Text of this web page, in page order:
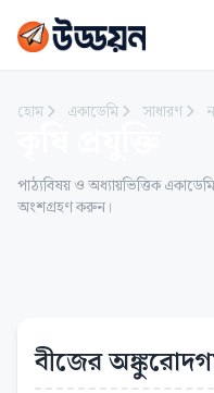
হোম একাডেমি সাধারণ
পাঠ্যবিষয় ও অধ্যায়ভিত্তিক
অংশগ্রহণ করুন।
বীজের